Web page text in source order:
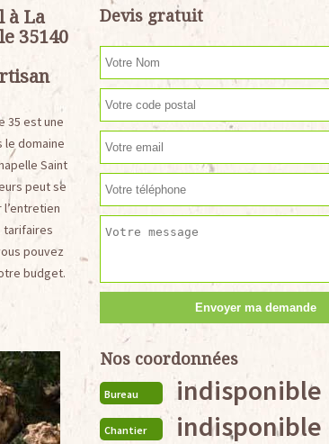
à La
35140
35 est une
le domaine
Saint
peut se
tarifaires
pouvez
budget.
Devis gratuit
Nos coordonnées
Bureau indisponible
Chantier indisponible